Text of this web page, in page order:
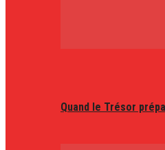
Quand le Trésor